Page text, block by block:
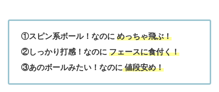
①スピン系ボール！なのに めっちゃ飛ぶ！
②しっかり打感！なのに フェースに食付く！
③あのボールみたい！なのに値段安め！